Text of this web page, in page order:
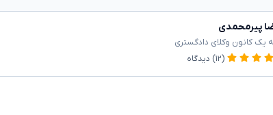
پیرمحمدی
یک کانون وکلای دادگستری
(۱۲) دیدگاه